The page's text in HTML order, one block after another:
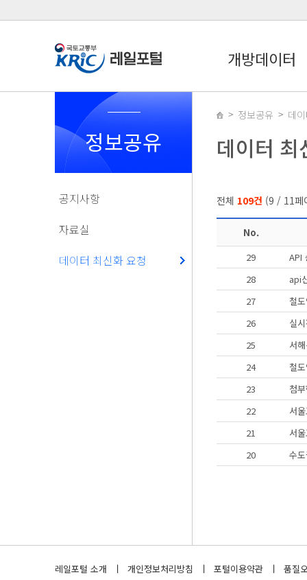
개방데이터
정보공유
공지사항
자료실
데이터 최신화 요청
정보공유 데
데이터 최
전체 109건 (9 / 11페
No.
29
API
28
api
27
철
26
실
25
서
24
철
23
첨
22
서
21
서
20
수
레일포털 소개 개인정보처리방침 포털이용약관 품질